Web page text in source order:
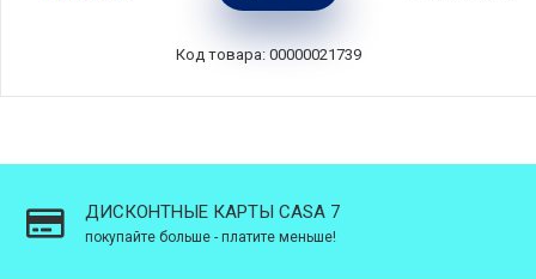
Португалия, IM546-WHI(SD191-00804A)
Код товара: 00000021739
ДИСКОНТНЫЕ КАРТЫ CASA 7
покупайте больше - платите меньше!